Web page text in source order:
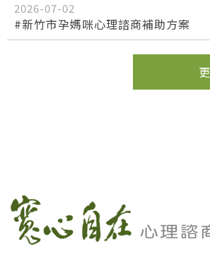
2026-07-02
#新竹市孕媽咪心理諮商補助方案
心理治療
新竹心理治療